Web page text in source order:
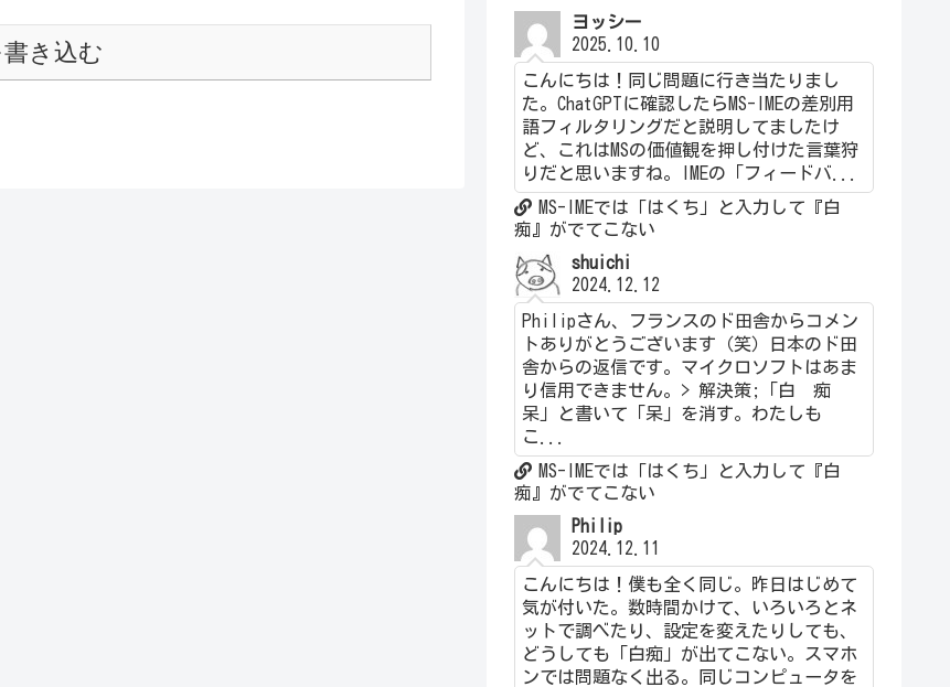
き込む
ヨッシー
2025.10.10
こんにちは！同じ問題に行き当たりまし
た。ChatGPTに確認したらMS-IMEの差別用
語フィルタリングだと説明してましたけ
ど、これはMSの価値観を押し付けた言葉狩
りだと思いますね。IMEの「フィードバ...
MS-IMEでは「はくち」と入力して『白
痴』がでてこない
shuichi
2024.12.12
Philipさん、フランスのド田舎からコメン
トありがとうございます（笑）日本のド田
舎からの返信です。マイクロソフトはあま
り信用できません。> 解決策;「白 痴
呆」と書いて「呆」を消す。わたしも
こ...
MS-IMEでは「はくち」と入力して『白
痴』がでてこない
Philip
2024.12.11
こんにちは！僕も全く同じ。昨日はじめて
気が付いた。数時間かけて、いろいろとネ
ットで調べたり、設定を変えたりしても、
どうしても「白痴」が出てこない。スマホ
ンでは問題なく出る。同じコンピュータを